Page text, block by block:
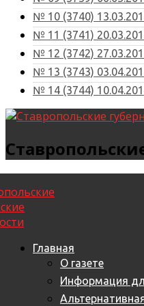
№ 10 (3740)
№ 11 (3741)
№ 12 (3742)
№ 13 (3743)
№ 14 (3744)
Главная
О газете
Информация